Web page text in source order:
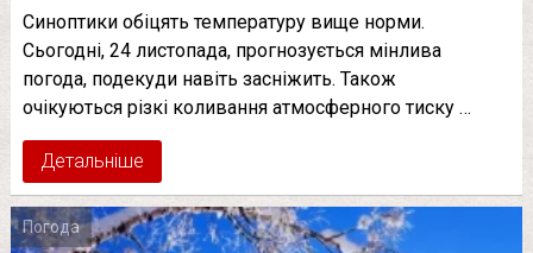
Синоптики обіцять температуру вище норми.
Cьогодні, 24 листопада, прогнозується мінлива
погода, подекуди навіть засніжить. Також
очікуються різкі коливання атмосферного тиску …
Детальніше
Погода